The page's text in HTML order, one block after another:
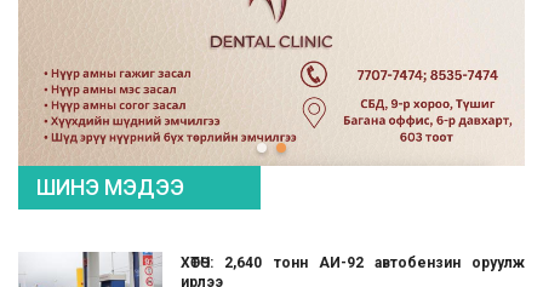
ШИНЭ МЭДЭЭ
ХӨТӨЧ: 2,640 тонн АИ-92 автобензин оруулж
ирлээ